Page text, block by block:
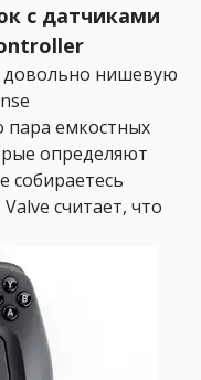
с датчиками
довольно нишевую
пара емкостных
определяют
собираетесь
считает, что